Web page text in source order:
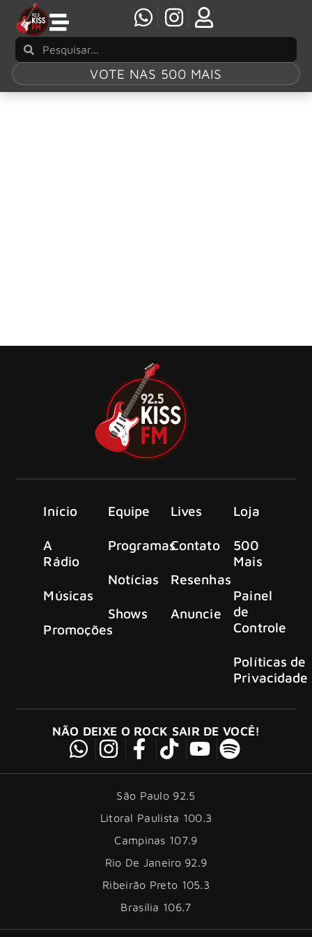
VOTE NAS 500 MAIS
Início
A
Rádio
Músicas
Promoções
Equipe
Programas
Notícias
Shows
Lives
Contato
Resenhas
Anuncie
Loja
500
Mais
Painel
de
Controle
Políticas de
Privacidade
NÃO DEIXE O ROCK SAIR DE VOCÊ!
São Paulo 92.5
Litoral Paulista 100.3
Campinas 107.9
Rio De Janeiro 92.9
Ribeirão Preto 105.3
Brasília 106.7